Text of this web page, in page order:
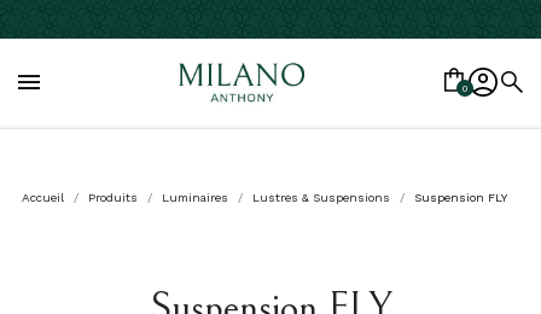
 0
Accueil Produits Luminaires Lustres & Suspensions Suspension FLY